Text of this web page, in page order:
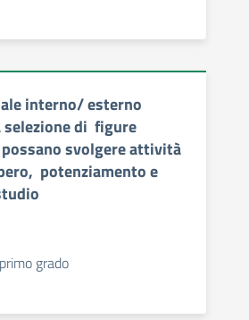
interno/ esterno
di figure
svolgere attività
potenziamento e
grado